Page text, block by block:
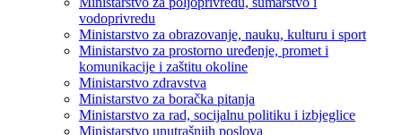
vodoprivredu
Ministarstvo za obrazovanje, nauku, kulturu i sport
Ministarstvo za prostorno uređenje, promet i
komunikacije i zaštitu okoline
Ministarstvo zdravstva
Ministarstvo za boračka pitanja
Ministarstvo za rad, socijalnu politiku i izbjeglice
Ministarstvo unutrašnjih poslova